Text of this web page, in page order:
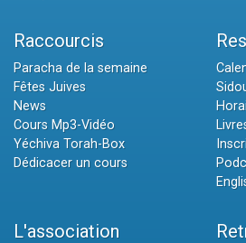
Raccourcis
Paracha de la semaine
Fêtes Juives
News
Cours Mp3-Vidéo
Yéchiva Torah-Box
Dédicacer un cours
L'association